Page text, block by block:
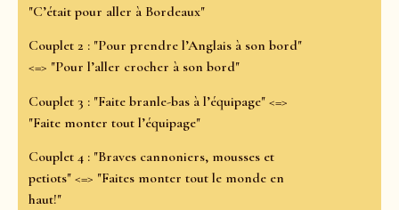
"C’était pour aller à Bordeaux"
Couplet 2 : "Pour prendre l’Anglais à son bord"
<=> "Pour l’aller crocher à son bord"
Couplet 3 : "Faite branle-bas à l’équipage" <=>
"Faite monter tout l’équipage"
Couplet 4 : "Braves cannoniers, mousses et
petiots" <=> "Faites monter tout le monde en
haut!"